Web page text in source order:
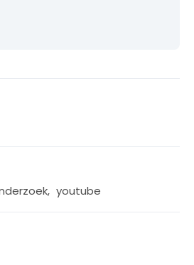
, youtube